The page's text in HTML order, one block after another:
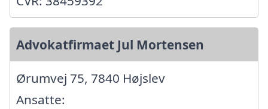
Advokatfirmaet Jul Mortensen
Ørumvej 75, 7840 Højslev
Ansatte: